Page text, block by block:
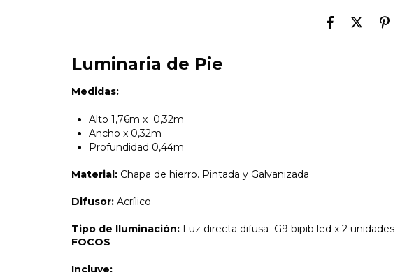
Luminaria de Pie
Medidas:
Alto 1,76m x 0,32m
Ancho x 0,32m
Profundidad 0,44m
Material: Chapa de hierro. Pintada y Galvanizada
Difusor: Acrílico
Tipo de Iluminación: Luz directa difusa G9 bipib led x 2 unidades
FOCOS
Incluye: